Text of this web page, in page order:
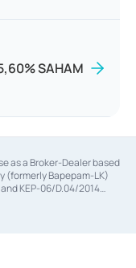
SAHAM
as a Broker-Dealer based
(formerly Bapepam-LK)
KEP-06/D.04/2014
Underwriter based on the
KEP-12/PM/PEE/1997
dated February 28,